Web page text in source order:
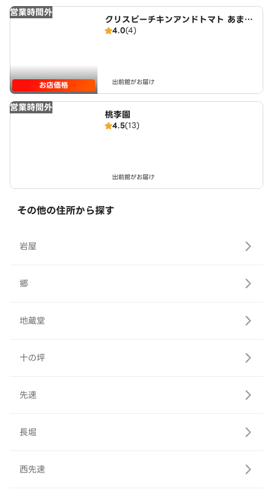
営業時間外
お店価格
クリスピーチキンアンドトマト あま市
店 CRISPY CHICKEN n’ TOMATO
4.0(4)
出前館がお届け
営業時間外
桃李園
4.5(13)
出前館がお届け
その他の住所から探す
岩屋
郷
地蔵堂
十の坪
先速
長堀
西先速